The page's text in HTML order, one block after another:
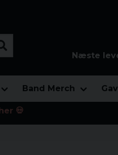
Næste
Band Merch
💀